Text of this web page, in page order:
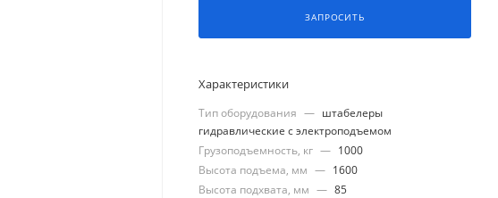
ЗАПРОСИТЬ
Характеристики
Тип оборудования — штабелеры
гидравлические с электроподъемом
Грузоподъемность, кг — 1000
Высота подъема, мм — 1600
Высота подхвата, мм — 85